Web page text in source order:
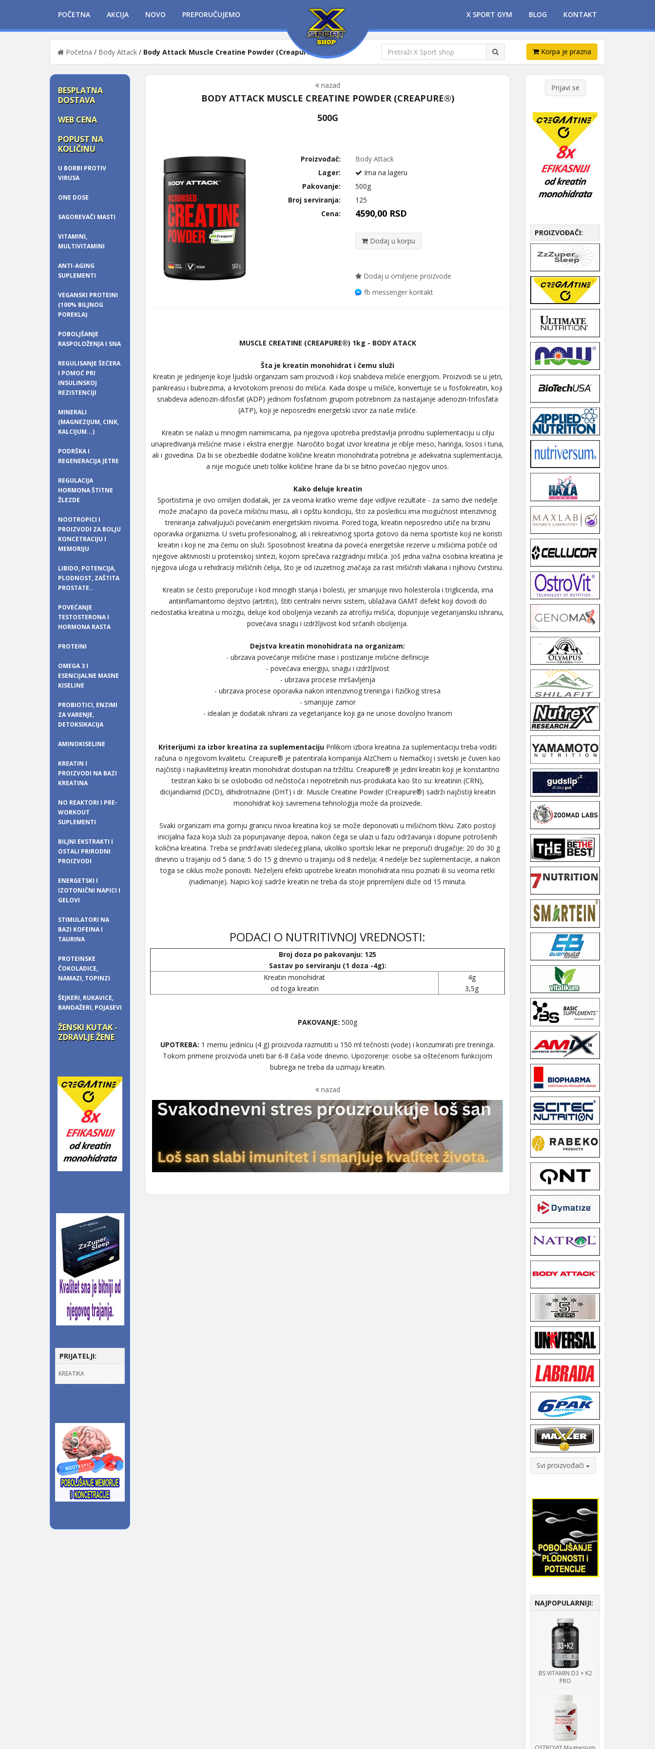
POČETNA AKCIJA NOVO PREPORUČUJEMO X SPORT GYM BLOG KONTAKT
Početna / Body Attack / Body Attack Muscle Creatine Powder (Creapure®) Korpa je prazna
BESPLATNA
DOSTAVA
WEB CENA
POPUST NA
KOLIČINU
U BORBI PROTIV
VIRUSA
ONE DOSE
SAGOREVAČI MASTI
VITAMINI,
MULTIVITAMINI
ANTI-AGING
SUPLEMENTI
VEGANSKI PROTEINI
(100% BILJNOG
POREKLA)
POBOLJŠANJE
RASPOLOŽENJA I SNA
REGULISANJE ŠEĆERA
I POMOĆ PRI
INSULINSKOJ
REZISTENCIJI
MINERALI
(MAGNEZIJUM, CINK,
KALCIJUM...)
PODRŠKA I
REGENERACIJA JETRE
REGULACIJA
HORMONA ŠTITNE
ŽLEZDE
NOOTROPICI I
PROIZVODI ZA BOLJU
KONCETRACIJU I
MEMORIJU
LIBIDO, POTENCIJA,
PLODNOST, ZAŠTITA
PROSTATE..
POVEĆANJE
TESTOSTERONA I
HORMONA RASTA
PROTEINI
OMEGA 3 I
ESENCIJALNE MASNE
KISELINE
PROBIOTICI, ENZIMI
ZA VARENJE,
DETOKSIKACIJA
AMINOKISELINE
KREATIN I
PROIZVODI NA BAZI
KREATINA
NO REAKTORI I PRE-
WORKOUT
SUPLEMENTI
BILJNI EKSTRAKTI I
OSTALI PRIRODNI
PROIZVODI
ENERGETSKI I
IZOTONIČNI NAPICI I
GELOVI
STIMULATORI NA
BAZI KOFEINA I
TAURINA
PROTEINSKE
ČOKOLADICE,
NAMAZI, TOPINZI
ŠEJKERI, RUKAVICE,
BANDAŽERI, POJASEVI
ŽENSKI KUTAK -
ZDRAVLJE ŽENE
PRIJATELJI:
KREATIKA
nazad
BODY ATTACK MUSCLE CREATINE POWDER (CREAPURE®)
500G
Proizvođač:
Body Attack
Lager:
Ima na lageru
Pakovanje:
500g
Broj serviranja:
125
Cena:
4590,00 RSD
Dodaj u korpu
Dodaj u omiljene proizvode
fb messenger kontakt
MUSCLE CREATINE (CREAPURE®) 1kg - BODY ATACK
Šta je kreatin monohidrat i čemu služi
Kreatin je jedinjenje koje ljudski organizam sam proizvodi i koji snabdeva mišiće energijom. Proizvodi se u jetri,
pankreasu i bubrezima, a krvotokom prenosi do mišića. Kada dospe u mišiće, konvertuje se u fosfokreatin, koji
snabdeva adenozin-difosfat (ADP) jednom fosfatnom grupom potrebnom za nastajanje adenozin-trifosfata
(ATP), koji je neposredni energetski izvor za naše mišiće.
Kreatin se nalazi u mnogim namirnicama, pa njegova upotreba predstavlja prirodnu suplementaciju u cilju
unapređivanja mišićne mase i ekstra energije. Naročito bogat izvor kreatina je riblje meso, haringa, losos i tuna,
ali i govedina. Da bi se obezbedile dodatne količine kreatin monohidrata potrebna je adekvatna suplementacija,
a nije moguće uneti tolike količine hrane da bi se bitno povećao njegov unos.
Kako deluje kreatin
Sportistima je ovo omiljen dodatak, jer za veoma kratko vreme daje vidljive rezultate - za samo dve nedelje
može značajno da poveća mišićnu masu, ali i opštu kondiciju, što za posledicu ima mogućnost intenzivnog
treniranja zahvaljujući povećanim energetskim nivoima. Pored toga, kreatin neposredno utiče na brzinu
oporavka organizma. U svetu profesionalnog, ali i rekreativnog sporta gotovo da nema sportiste koji ne koristi
kreatin i koji ne zna čemu on služi. Sposobnost kreatina da poveća energetske rezerve u mišićima potiče od
njegove aktivnosti u proteinskoj sintezi, kojom sprečava razgradnju mišića. Još jedna važna osobina kreatina je
njegova uloga u rehidraciji mišićnih ćelija, što je od izuzetnog značaja za rast mišićnih vlakana i njihovu čvrstinu.
Kreatin se često preporučuje i kod mnogih stanja i bolesti, jer smanjuje nivo holesterola i triglicerida, ima
antiinflamantorno dejstvo (artritis), štiti centralni nervni sistem, ublažava GAMT defekt koji dovodi do
nedostatka kreatina u mozgu, deluje kod oboljenja vezanih za atrofiju mišića, dopunjuje vegetarijansku ishranu,
povećava snagu i izdržljivost kod srčanih oboljenja.
Dejstva kreatin monohidrata na organizam:
- ubrzava povećanje mišićne mase i postizanje mišićne definicije
- povećava energiju, snagu i izdržljivost
- ubrzava procese mršavljenja
- ubrzava procese oporavka nakon intenzivnog treninga i fizičkog stresa
- smanjuje zamor
- idealan je dodatak ishrani za vegetarijance koji ga ne unose dovoljno hranom
Kriterijumi za izbor kreatina za suplementaciju Prilikom izbora kreatina za suplementaciju treba voditi
računa o njegovom kvalitetu. Creapure® je patentirala kompanija AlzChem u Nemačkoj i svetski je čuven kao
najčistiji i najkavlitetniji kreatin monohidrat dostupan na tržištu. Creapure® je jedini kreatin koji je konstantno
testiran kako bi se oslobodio od nečistoća i nepotrebnih nus-produkata kao što su: kreatinin (CRN),
dicijandiamid (DCD), dihidrotriazine (DHT) i dr. Muscle Creatine Powder (Creapure®) sadrži najčistiji kreatin
monohidrat koji savremena tehnologija može da proizvede.
Svaki organizam ima gornju granicu nivoa kreatina koji se može deponovati u mišićnom tkivu. Zato postoji
inicijalna faza koja služi za popunjavanje depoa, nakon čega se ulazi u fazu održavanja i dopune potrošenih
količina kreatina. Treba se pridržavati sledećeg plana, ukoliko sportski lekar ne preporuči drugačije: 20 do 30 g
dnevno u trajanju od 5 dana; 5 do 15 g dnevno u trajanju od 8 nedelja; 4 nedelje bez suplementacije, a nakon
toga se ciklus može ponoviti. Neželjeni efekti upotrebe kreatin monohidrata nisu poznati ili su veoma retki
(nadimanje). Napici koji sadrže kreatin ne treba da stoje pripremljeni duže od 15 minuta.
PODACI O NUTRITIVNOJ VREDNOSTI:
Broj doza po pakovanju: 125
Sastav po serviranju (1 doza -4g):
Kreatin monohidrat
od toga kreatin
4g
3,5g
PAKOVANJE: 500g
UPOTREBA: 1 mernu jedinicu (4 g) proizvoda razmutiti u 150 ml tečnosti (vode) i konzumirati pre treninga.
Tokom primene proizvoda uneti bar 6-8 čaša vode dnevno. Upozorenje: osobe sa oštećenom funkcijom
bubrega ne treba da uzimaju kreatin.
nazad
Prijavi se
PROIZVOĐAČI:
Svi proizvođači
NAJPOPULARNIJI:
BS VITAMIN D3 + K2
PRO